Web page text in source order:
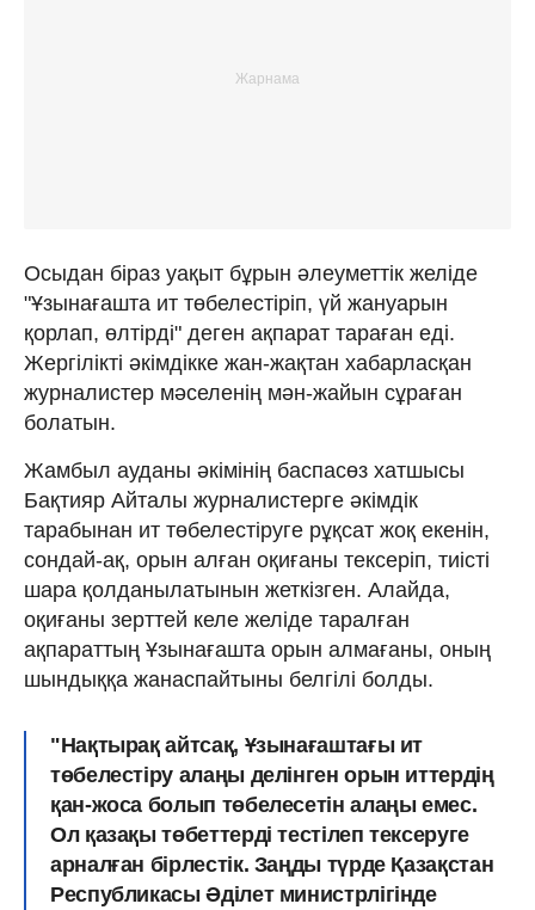
Осыдан біраз уақыт бұрын әлеуметтік желіде
"Ұзынағашта ит төбелестіріп, үй жануарын
қорлап, өлтірді" деген ақпарат тараған еді.
Жергілікті әкімдікке жан-жақтан хабарласқан
журналистер мәселенің мән-жайын сұраған
болатын.
Жамбыл ауданы әкімінің баспасөз хатшысы
Бақтияр Айталы журналистерге әкімдік
тарабынан ит төбелестіруге рұқсат жоқ екенін,
сондай-ақ, орын алған оқиғаны тексеріп, тиісті
шара қолданылатынын жеткізген. Алайда,
оқиғаны зерттей келе желіде таралған
ақпараттың Ұзынағашта орын алмағаны, оның
шындыққа жанаспайтыны белгілі болды.
"Нақтырақ айтсақ, Ұзынағаштағы ит
төбелестіру алаңы делінген орын иттердің
қан-жоса болып төбелесетін алаңы емес.
Ол қазақы төбеттерді тестілеп тексеруге
арналған бірлестік. Заңды түрде Қазақстан
Республикасы Әділет министрлігінде